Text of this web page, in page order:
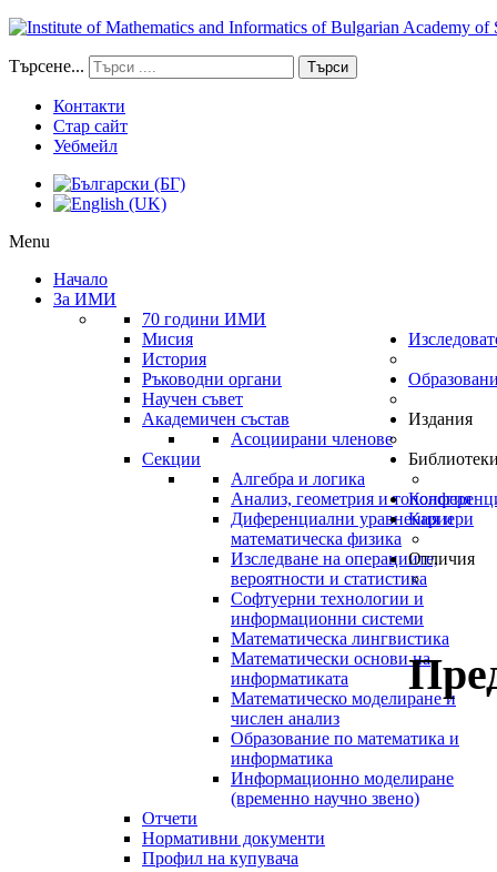
Търсене... Търси
Контакти
Стар сайт
Уебмейл
Menu
Начало
За ИМИ
70 години ИМИ
Мисия
История
Ръководни органи
Научен съвет
Академичен състав
Асоциирани членове
Секции
Алгебра и логика
Анализ, геометрия и топология
Диференциални уравнения и
математическа физика
Изследване на операциите,
вероятности и статистика
Софтуерни технологии и
информационни системи
Математическа лингвистика
Математически основи на
информатиката
Математическо моделиране и
числен анализ
Образование по математика и
информатика
Информационно моделиране
(временно научно звено)
Отчети
Нормативни документи
Профил на купувача
Издания
Кариери
Отличия